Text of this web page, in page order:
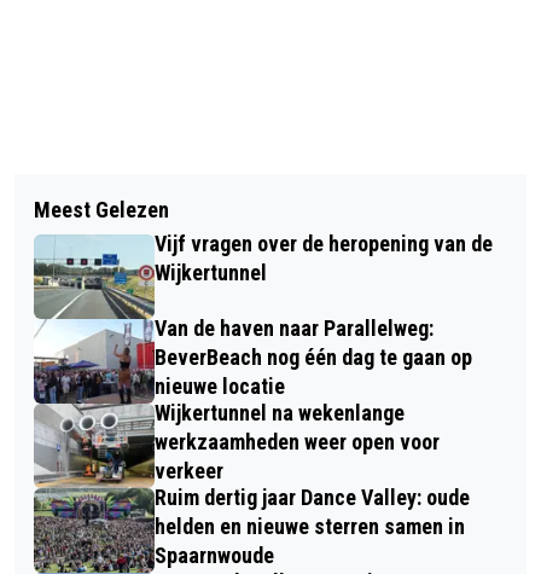
TELSTAR VROUWEN TERUG IN
EREDIVISIE VROUWENVOETBAL
STAATSBOSBEHEER ZOEKT ‘LEUKSTE
HOND VAN NOORD-HOLLAND’ VOOR
CAMPAGNEPOSTER
Meest Gelezen
Vijf vragen over de heropening van de
Wijkertunnel
Van de haven naar Parallelweg:
BeverBeach nog één dag te gaan op
nieuwe locatie
Wijkertunnel na wekenlange
werkzaamheden weer open voor
verkeer
Ruim dertig jaar Dance Valley: oude
helden en nieuwe sterren samen in
Spaarnwoude